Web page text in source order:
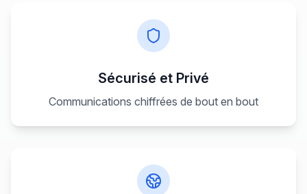
Sécurisé et Privé
Communications chiffrées de bout en bout